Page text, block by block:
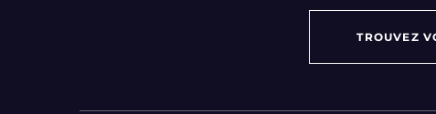
TROUVEZ